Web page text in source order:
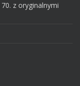
z oryginalnymi